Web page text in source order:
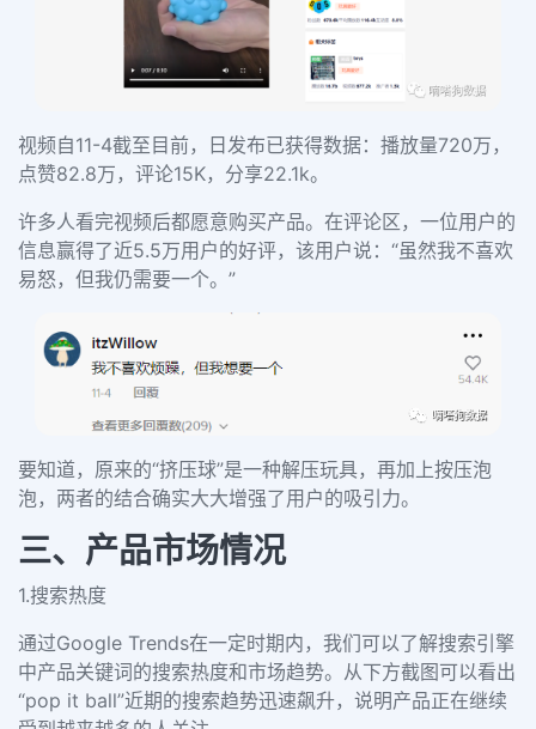
视频自11-4截至目前，日发布已获得数据：播放量720万 ，
点赞82.8万 ，评论15K，分享22.1k。
许多人看完视频后都愿意购买产品。在评论区，一位用户的
信息赢得了近5.5万用户的好评，该用户说：“虽然我不喜欢
易怒，但我仍需要一个。”
要知道，原来的“挤压球”是一种解压玩具，再加上按压泡
泡，两者的结合确实大大增强了用户的吸引力。
三、产品市场情况
1.搜索热度
通过Google Trends在一定时期内，我们可以了解搜索引擎
中产品关键词的搜索热度和市场趋势。 从下方截图可以看出
“pop it ball”近期的搜索趋势迅速飙升，说明产品正在继续